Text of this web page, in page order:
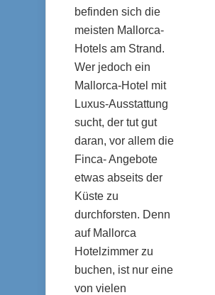
befinden sich die
meisten Mallorca-
Hotels am Strand.
Wer jedoch ein
Mallorca-Hotel mit
Luxus-Ausstattung
sucht, der tut gut
daran, vor allem die
Finca- Angebote
etwas abseits der
Küste zu
durchforsten. Denn
auf Mallorca
Hotelzimmer zu
buchen, ist nur eine
von vielen